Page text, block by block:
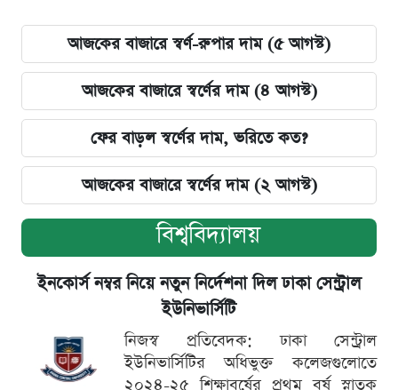
আজকের বাজারে স্বর্ণ-রুপার দাম (৫ আগস্ট)
আজকের বাজারে স্বর্ণের দাম (৪ আগস্ট)
ফের বাড়ল স্বর্ণের দাম, ভরিতে কত?
আজকের বাজারে স্বর্ণের দাম (২ আগস্ট)
বিশ্ববিদ্যালয়
ইনকোর্স নম্বর নিয়ে নতুন নির্দেশনা দিল ঢাকা সেন্ট্রাল
ইউনিভার্সিটি
নিজস্ব প্রতিবেদক: ঢাকা সেন্ট্রাল
ইউনিভার্সিটির অধিভুক্ত কলেজগুলোতে
২০২৪-২৫ শিক্ষাবর্ষের প্রথম বর্ষ স্নাতক